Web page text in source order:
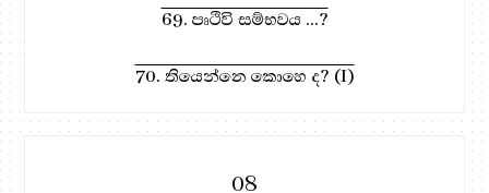
69. පෘථිවි සම්භවය ...?
70. තියෙන්නෙ කොහෙ ද? (I)
08